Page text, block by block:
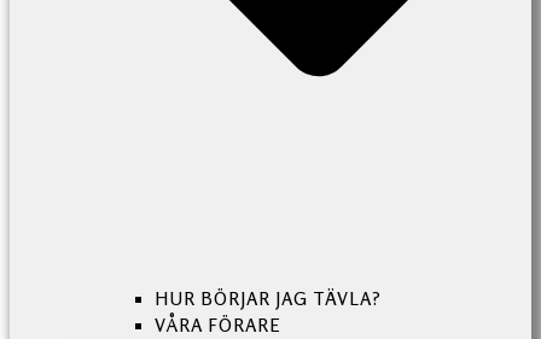
HUR BÖRJAR JAG TÄVLA?
VÅRA FÖRARE